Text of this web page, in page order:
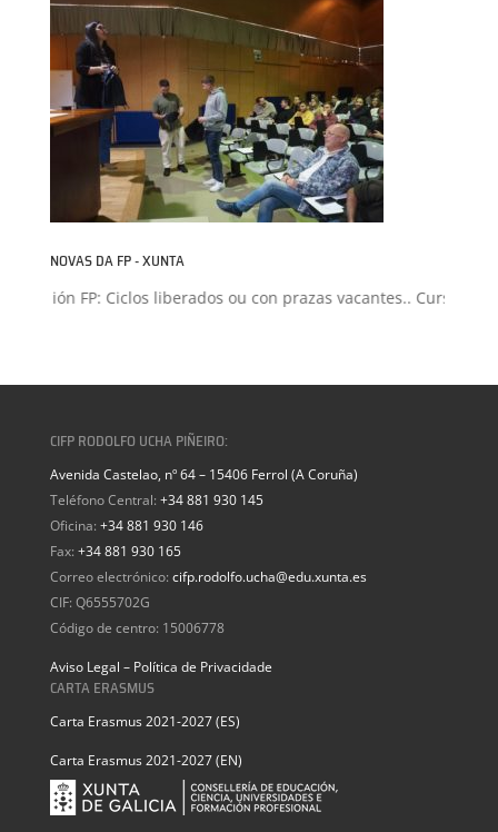
NOVAS DA FP - XUNTA
FP: Ciclos liberados ou con prazas vacantes.. Curso 2026-
CIFP RODOLFO UCHA PIÑEIRO:
Avenida Castelao, nº 64 – 15406 Ferrol (A Coruña)
Teléfono Central: +34 881 930 145
Oficina: +34 881 930 146
Fax: +34 881 930 165
Correo electrónico: cifp.rodolfo.ucha@edu.xunta.es
CIF: Q6555702G
Código de centro: 15006778
Aviso Legal – Política de Privacidade
CARTA ERASMUS
Carta Erasmus 2021-2027 (ES)
Carta Erasmus 2021-2027 (EN)